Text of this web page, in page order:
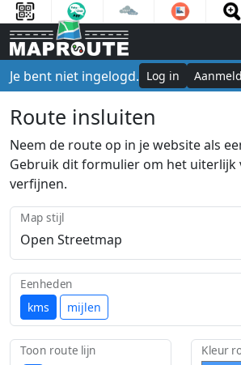
Je bent niet ingelogd. Log in
Route insluiten
Neem de route op in je website als
Gebruik dit formulier om het uiterlijk
verfijnen.
Map stijl
kms mijlen
Eenheden
Toon route lijn Kleur